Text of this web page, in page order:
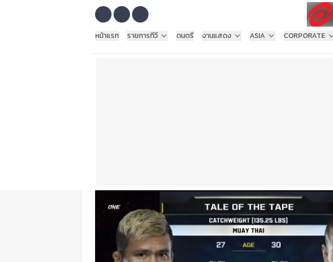
หน้าแรก
รายการทีวี ดนตรี งานแสดง ASIA CORPORATE